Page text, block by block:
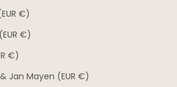
€)
€)
€)
Jan Mayen (EUR €)